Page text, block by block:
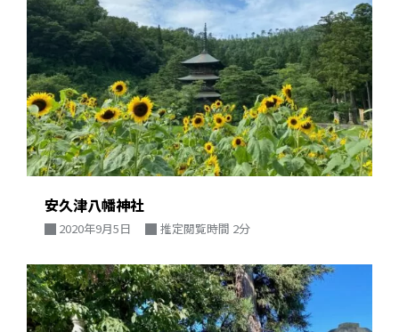
安久津八幡神社
2020年9月5日 推定閲覧時間 2分